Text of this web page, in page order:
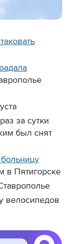
за сутки
был снят
в Пятигорске
велосипедов